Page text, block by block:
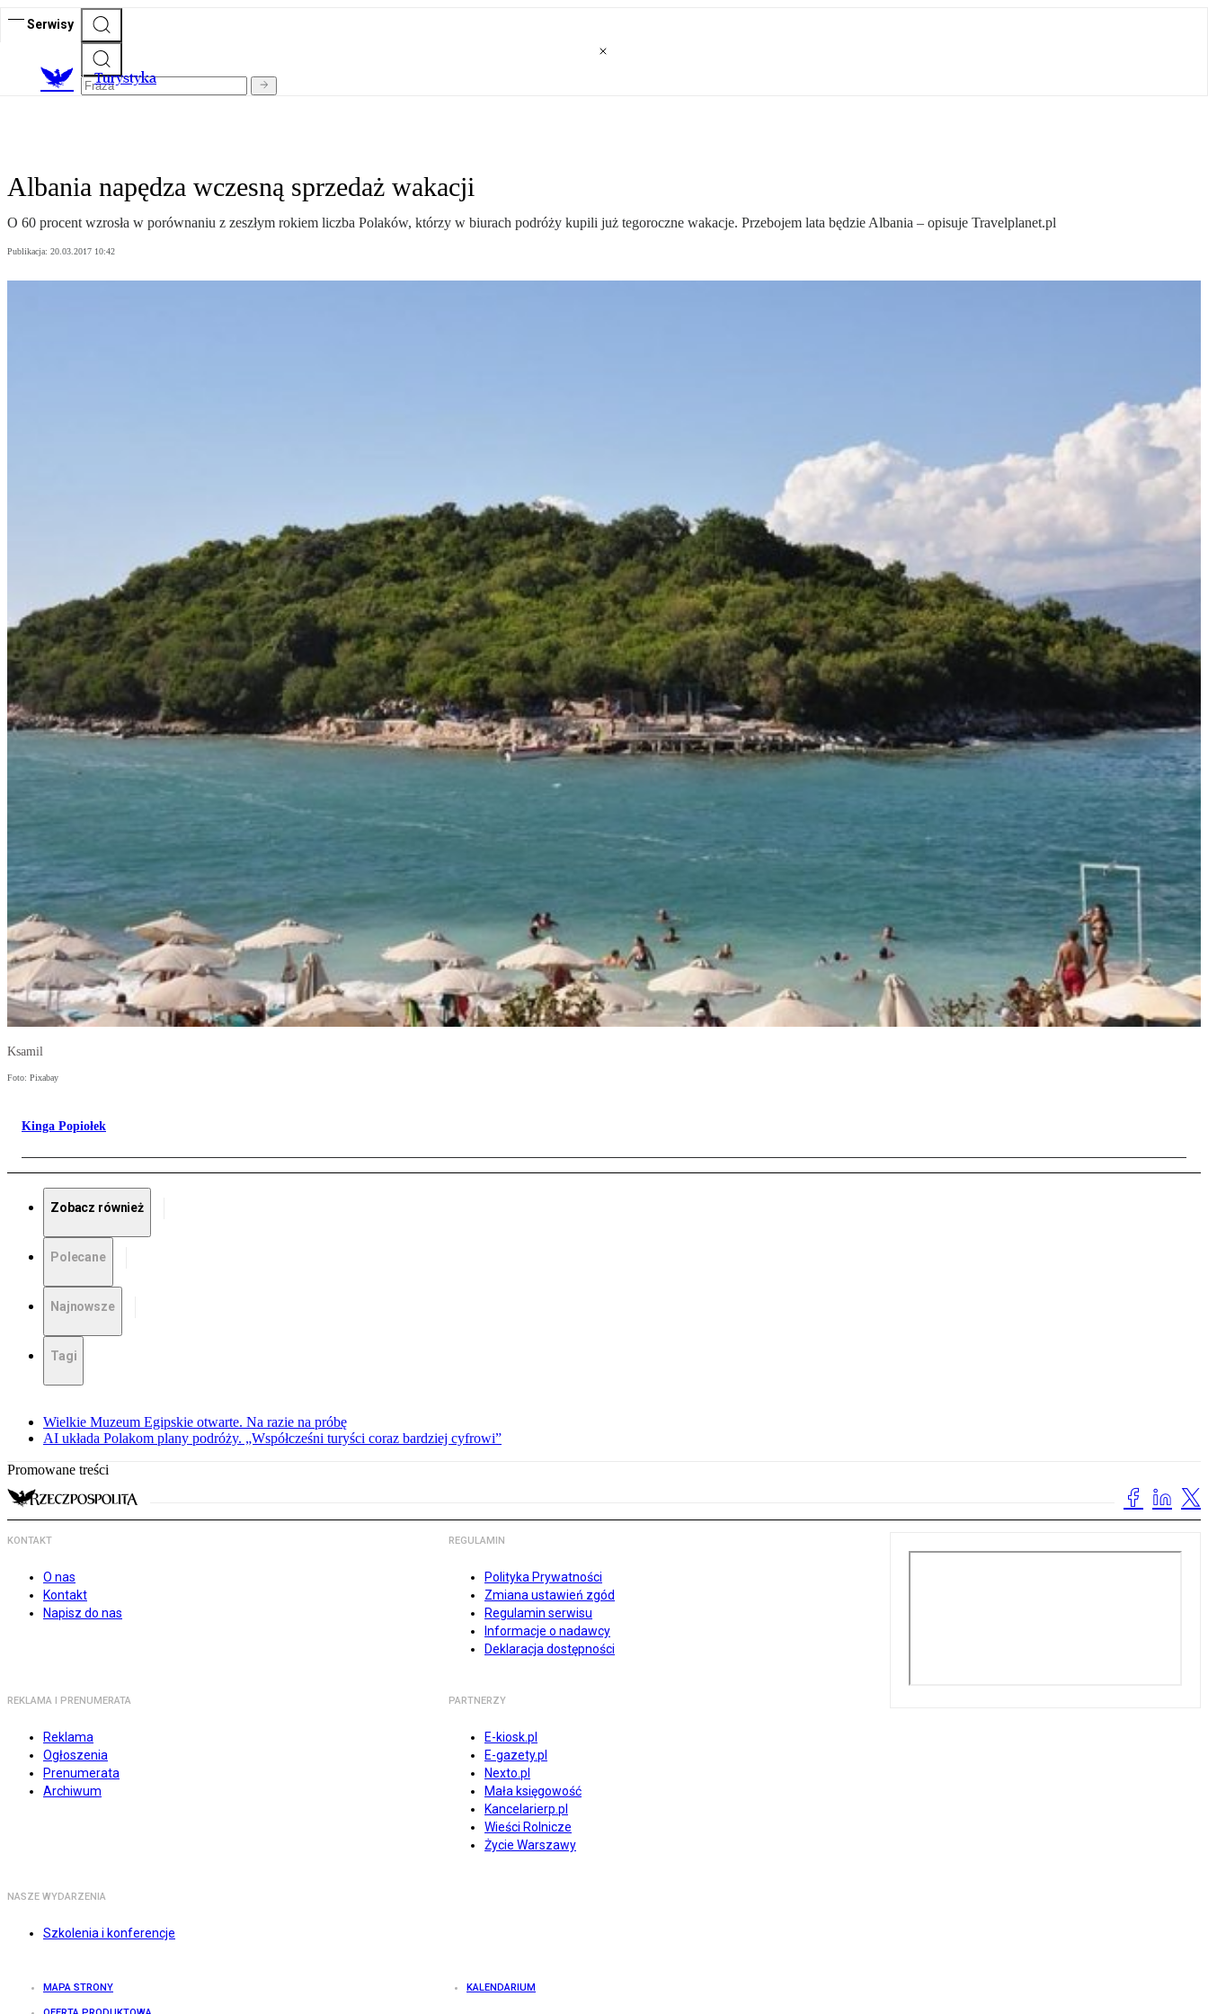
Serwisy
Turystyka
Albania napędza wczesną sprzedaż wakacji
O 60 procent wzrosła w porównaniu z zeszłym rokiem liczba Polaków, którzy w biurach podróży kupili już tegoroczne wakacje. Przebojem lata będzie Albania – opisuje Travelplanet.pl
Publikacja: 20.03.2017 10:42
Ksamil
Foto: Pixabay
Kinga Popiołek
Zobacz również
Polecane
Najnowsze
Tagi
Wielkie Muzeum Egipskie otwarte. Na razie na próbę
AI układa Polakom plany podróży. „Współcześni turyści coraz bardziej cyfrowi”
Promowane treści
KONTAKT
O nas
Kontakt
Napisz do nas
REGULAMIN
Polityka Prywatności
Zmiana ustawień zgód
Regulamin serwisu
Informacje o nadawcy
Deklaracja dostępności
REKLAMA I PRENUMERATA
Reklama
Ogłoszenia
Prenumerata
Archiwum
PARTNERZY
E-kiosk.pl
E-gazety.pl
Nexto.pl
Mała księgowość
Kancelarierp.pl
Wieści Rolnicze
Życie Warszawy
NASZE WYDARZENIA
Szkolenia i konferencje
MAPA STRONY KALENDARIUM